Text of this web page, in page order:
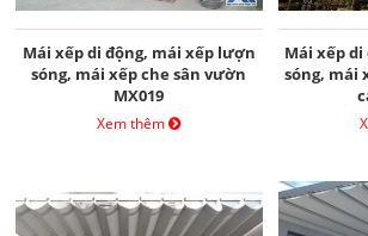
Mái xếp di động, mái xếp lượn
sóng, mái xếp che sân vườn
MX019
Xem thêm
Mái xếp
sóng, mái